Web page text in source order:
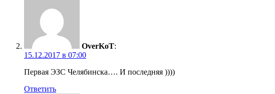
OverKoT:
15.12.2017 в 07:00
Первая ЭЗС Челябинска…. И последняя ))))
Ответить